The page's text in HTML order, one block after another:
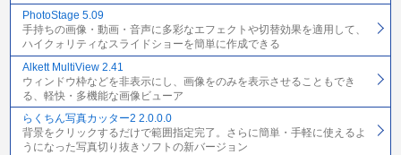
PhotoStage 5.09
手持ちの画像・動画・音声に多彩なエフェクトや切替効果を適用して、
ハイクォリティなスライドショーを簡単に作成できる
Alkett MultiView 2.41
ウィンドウ枠などを非表示にし、画像をのみを表示させることもでき
る、軽快・多機能な画像ビューア
らくちん写真カッター2 2.0.0.0
背景をクリックするだけで範囲指定完了。さらに簡単・手軽に使えるよ
うになった写真切り抜きソフトの新バージョン